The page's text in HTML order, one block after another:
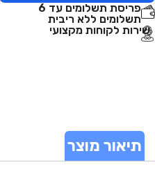
פריסת תשלומים עד 6
תשלומים ללא ריבית
שירות לקוחות מקצועי
תיאור מוצר